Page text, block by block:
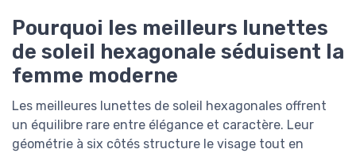
Pourquoi les meilleurs lunettes
de soleil hexagonale séduisent la
femme moderne
Les meilleures lunettes de soleil hexagonales offrent
un équilibre rare entre élégance et caractère. Leur
géométrie à six côtés structure le visage tout en